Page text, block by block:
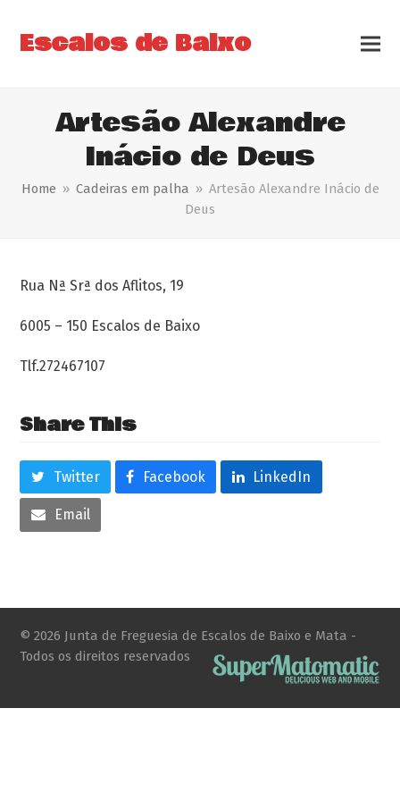
Escalos de Baixo
Artesão Alexandre
Inácio de Deus
Home » Cadeiras em palha » Artesão Alexandre Inácio de
Deus
Rua Nª Srª dos Aflitos, 19
6005 – 150 Escalos de Baixo
Tlf.272467107
Share This
Twitter Facebook LinkedIn
Email
© 2026 Junta de Freguesia de Escalos de Baixo e Mata -
Todos os direitos reservados